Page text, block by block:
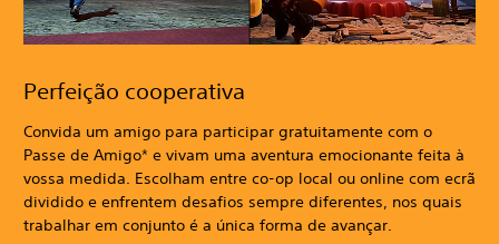
Perfeição cooperativa
Convida um amigo para participar gratuitamente com o
Passe de Amigo* e vivam uma aventura emocionante feita à
vossa medida. Escolham entre co-op local ou online com ecrã
dividido e enfrentem desafios sempre diferentes, nos quais
trabalhar em conjunto é a única forma de avançar.